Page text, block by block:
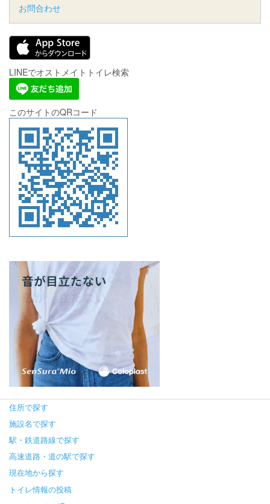
お問合わせ
LINEでオストメイトトイレ検索
このサイトのQRコード
住所で探す
施設名で探す
駅・鉄道路線で探す
高速道路・道の駅で探す
現在地から探す
トイレ情報の投稿